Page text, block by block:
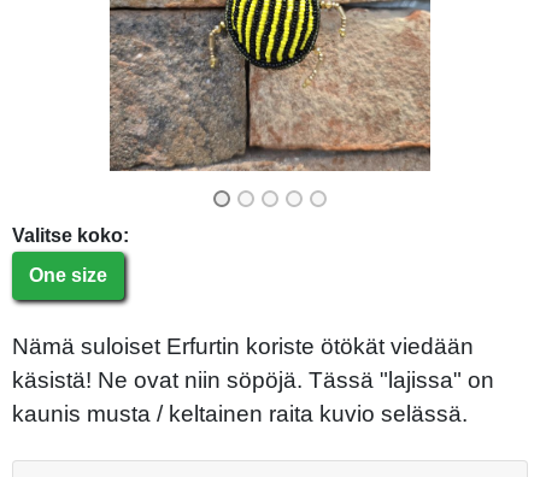
Previous
Valitse koko:
One size
Nämä suloiset Erfurtin koriste ötökät viedään
käsistä! Ne ovat niin söpöjä. Tässä "lajissa" on
kaunis musta / keltainen raita kuvio selässä.